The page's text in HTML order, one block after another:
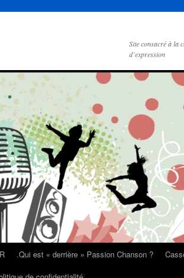
Site consacré à la
d’expression
.Qui est « derrière » Passion Chanson ?